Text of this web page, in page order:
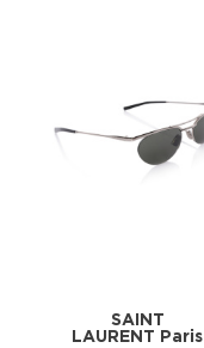
SAINT
LAURENT Paris